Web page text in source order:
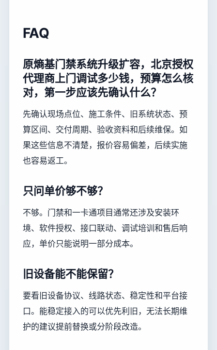
FAQ
原熵基门禁系统升级扩容，北京授权
代理商上门调试多少钱，预算怎么核
对，第一步应该先确认什么？
先确认现场点位、施工条件、旧系统状态、预
算区间、交付周期、验收资料和后续维保。如
果这些信息不清楚，报价容易偏差，后续实施
也容易返工。
只问单价够不够？
不够。门禁和一卡通项目通常还涉及安装环
境、软件授权、接口联动、调试培训和售后响
应，单价只能说明一部分成本。
旧设备能不能保留？
要看旧设备协议、线路状态、稳定性和平台接
口。能稳定接入的可以优先利旧，无法长期维
护的建议提前替换或分阶段改造。